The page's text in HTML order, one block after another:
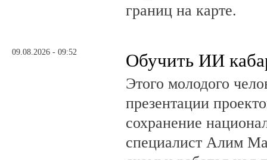
границ на карте.
09.08.2026 - 09:52 Обучить ИИ
Этого молодого
презентации
сохранение
специалист Алим